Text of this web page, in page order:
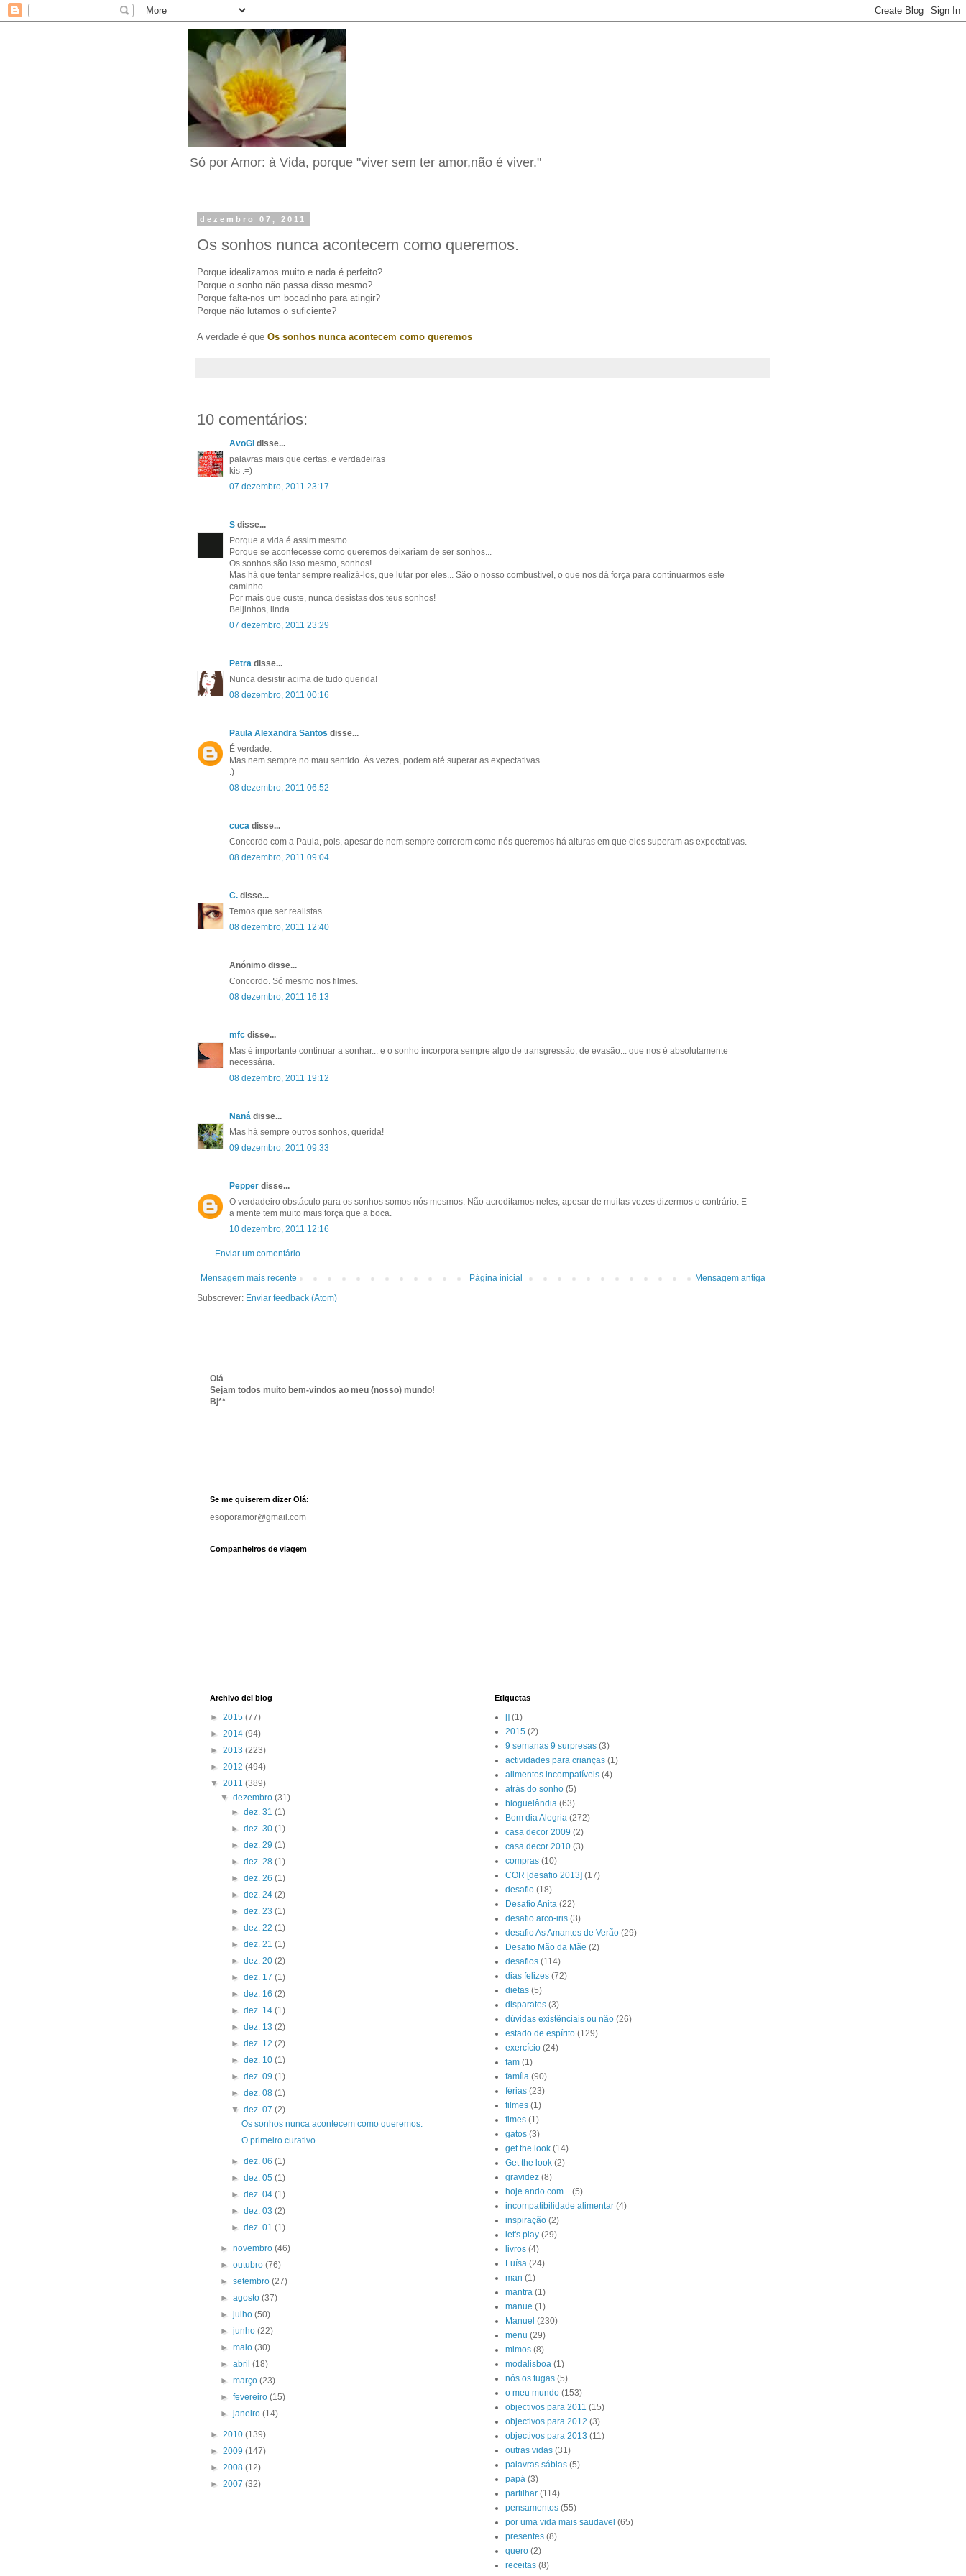
Só por Amor: à Vida, porque "viver sem ter amor,não é viver."
dezembro 07, 2011
Os sonhos nunca acontecem como queremos.
Porque idealizamos muito e nada é perfeito?
Porque o sonho não passa disso mesmo?
Porque falta-nos um bocadinho para atingir?
Porque não lutamos o suficiente?
A verdade é que Os sonhos nunca acontecem como queremos
10 comentários:
AvoGi disse...
palavras mais que certas. e verdadeiras
kis :=)
07 dezembro, 2011 23:17
S disse...
Porque a vida é assim mesmo...
Porque se acontecesse como queremos deixariam de ser sonhos...
Os sonhos são isso mesmo, sonhos!
Mas há que tentar sempre realizá-los, que lutar por eles... São o nosso combustível, o que nos dá força para continuarmos este
caminho.
Por mais que custe, nunca desistas dos teus sonhos!
Beijinhos, linda
07 dezembro, 2011 23:29
Petra disse...
Nunca desistir acima de tudo querida!
08 dezembro, 2011 00:16
Paula Alexandra Santos disse...
É verdade.
Mas nem sempre no mau sentido. Às vezes, podem até superar as expectativas.
:)
08 dezembro, 2011 06:52
cuca disse...
Concordo com a Paula, pois, apesar de nem sempre correrem como nós queremos há alturas em que eles superam as expectativas.
08 dezembro, 2011 09:04
C. disse...
Temos que ser realistas...
08 dezembro, 2011 12:40
Anónimo disse...
Concordo. Só mesmo nos filmes.
08 dezembro, 2011 16:13
mfc disse...
Mas é importante continuar a sonhar... e o sonho incorpora sempre algo de transgressão, de evasão... que nos é absolutamente
necessária.
08 dezembro, 2011 19:12
Naná disse...
Mas há sempre outros sonhos, querida!
09 dezembro, 2011 09:33
Pepper disse...
O verdadeiro obstáculo para os sonhos somos nós mesmos. Não acreditamos neles, apesar de muitas vezes dizermos o contrário. E
a mente tem muito mais força que a boca.
10 dezembro, 2011 12:16
Enviar um comentário
Mensagem mais recente Mensagem antiga
Página inicial
Subscrever: Enviar feedback (Atom)
Olá
Sejam todos muito bem-vindos ao meu (nosso) mundo!
Bj**
Se me quiserem dizer Olá:
esoporamor@gmail.com
Companheiros de viagem
Archivo del blog
► 2015 (77)
► 2014 (94)
► 2013 (223)
► 2012 (494)
▼ 2011 (389)
▼dezembro(31)
► dez. 31 (1)
► dez. 30 (1)
► dez. 29 (1)
► dez. 28 (1)
► dez. 26 (1)
► dez. 24 (2)
► dez. 23 (1)
► dez. 22 (1)
► dez. 21 (1)
► dez. 20 (2)
► dez. 17 (1)
► dez. 16 (2)
► dez. 14 (1)
► dez. 13 (2)
► dez. 12 (2)
► dez. 10 (1)
► dez. 09 (1)
► dez. 08 (1)
▼ dez. 07 (2)
Os sonhos nunca acontecem como queremos.
O primeiro curativo
► dez. 06 (1)
► dez. 05 (1)
► dez. 04 (1)
► dez. 03 (2)
► dez. 01 (1)
►novembro(46)
►outubro(76)
►setembro(27)
►agosto(37)
►julho(50)
►junho(22)
►maio(30)
►abril(18)
►março(23)
►fevereiro(15)
►janeiro(14)
► 2010 (139)
► 2009 (147)
► 2008 (12)
► 2007 (32)
Etiquetas
[] (1)
2015 (2)
9 semanas 9 surpresas (3)
actividades para crianças (1)
alimentos incompatíveis (4)
atrás do sonho (5)
bloguelândia (63)
Bom dia Alegria (272)
casa decor 2009 (2)
casa decor 2010 (3)
compras (10)
COR [desafio 2013] (17)
desafio (18)
Desafio Anita (22)
desafio arco-iris (3)
desafio As Amantes de Verão (29)
Desafio Mão da Mãe (2)
desafios (114)
dias felizes (72)
dietas (5)
disparates (3)
dúvidas existênciais ou não (26)
estado de espírito (129)
exercício (24)
fam (1)
famíla (90)
férias (23)
filmes (1)
fimes (1)
gatos (3)
get the look (14)
Get the look (2)
gravidez (8)
hoje ando com...
(5)
incompatibilidade alimentar (4)
inspiração (2)
let's play (29)
livros (4)
Luísa (24)
man (1)
mantra (1)
manue (1)
Manuel (230)
menu (29)
mimos (8)
modalisboa (1)
nós os tugas (5)
o meu mundo (153)
objectivos para 2011 (15)
objectivos para 2012 (3)
objectivos para 2013 (11)
outras vidas (31)
palavras sábias (5)
papá (3)
partilhar (114)
pensamentos (55)
por uma vida mais saudavel (65)
presentes (8)
quero (2)
receitas (8)